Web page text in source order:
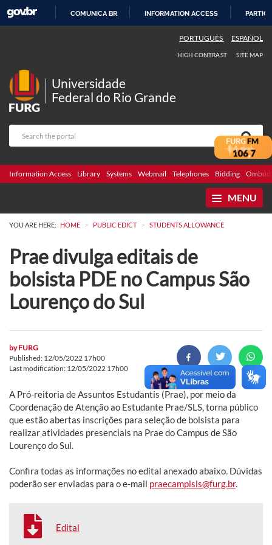
COMUNICA BR INFORMATION ACCESS
PORTUGUÊS ESPAÑOL
HIGH CONTRAST SITE MAP
Universidade
Federal do Rio Grande
Information Access Library Systems Webmail Telephones Bidding
MENU
YOU ARE HERE: HOME > PUBLIC EDICT > STUDENTS ALLOWANCE
Prae divulga editais de
bolsista PDE no Campus São
Lourenço do Sul
byFURG
Published: 12/05/2022 17h00
Last modification: 12/05/2022 17h00
A Pró-reitoria de Assuntos Estudantis (Prae), por meio da
Coordenação de Atenção ao Estudante Prae/SLS, torna público
que estão abertas inscrições para seleção de bolsista para
realizar atividades presenciais na Prae do Campus de São
Lourenço do Sul.
Confira todas as informações no edital anexado abaixo. Dúvidas
poderão ser enviadas para o e-mail praecampisls@furg.br.
Edital